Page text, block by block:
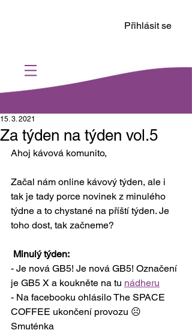
Přihlásit se
Za týden na týden vol.5
15. 3. 2021
Ahoj kávová komunito,
Začal nám online kávový týden, ale i
tak je tady porce novinek z minulého
týdne a to chystané na příští týden. Je
toho dost, tak začneme?
Minulý týden:
- Je nová GB5! Je nová GB5! Označení
je GB5 X a koukněte na tu nádheru
- Na facebooku ohlásilo The SPACE
COFFEE ukončení provozu ☹
Smuténka